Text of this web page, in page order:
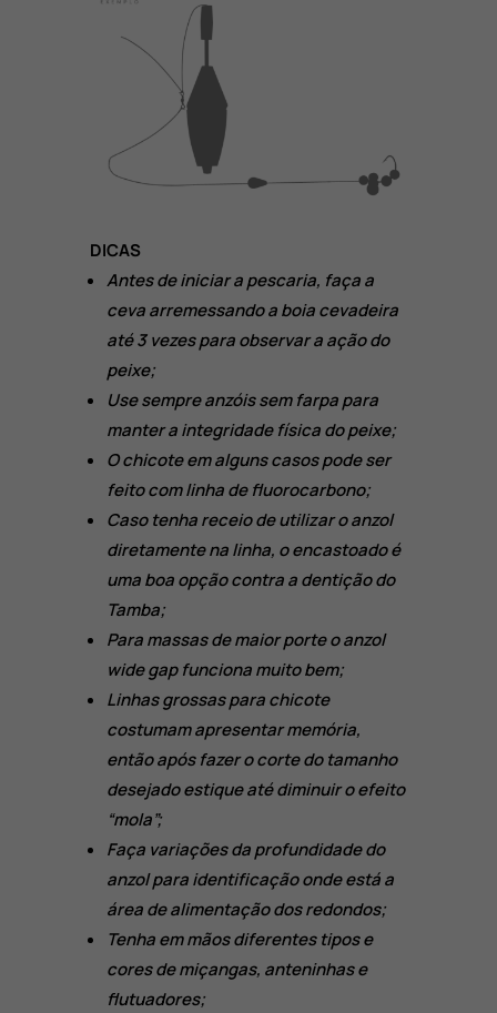
DICAS
Antes de iniciar a pescaria, faça a
ceva arremessando a boia cevadeira
até 3 vezes para observar a ação do
peixe;
Use sempre anzóis sem farpa para
manter a integridade física do peixe;
O chicote em alguns casos pode ser
feito com linha de fluorocarbono;
Caso tenha receio de utilizar o anzol
diretamente na linha, o encastoado é
uma boa opção contra a dentição do
Tamba;
Para massas de maior porte o anzol
wide gap funciona muito bem;
Linhas grossas para chicote
costumam apresentar memória,
então após fazer o corte do tamanho
desejado estique até diminuir o efeito
“mola”;
Faça variações da profundidade do
anzol para identificação onde está a
área de alimentação dos redondos;
Tenha em mãos diferentes tipos e
cores de miçangas, anteninhas e
flutuadores;